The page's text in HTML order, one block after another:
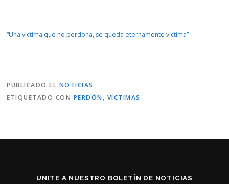
“Una víctima que no perdona, se queda eternamente víctima”
PUBLICADO EL NOTICIAS
ETIQUETADO CON PERDÓN, VÍCTIMAS
UNITE A NUESTRO BOLETÍN DE NOTICIAS